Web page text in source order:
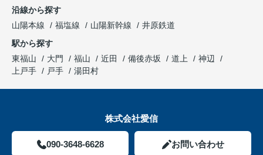
沿線から探す
山陽本線
福塩線 山陽新幹線
井原鉄道
駅から探す
東福山
大門 福山 近田 備後赤坂 道上
神辺
上戸手
戸手 湯田村
株式会社愛信
090-3648-6628 お問い合わせ